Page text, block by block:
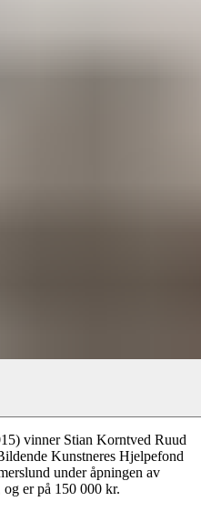
vinner Stian Korntved Ruud
Kunstneres Hjelpefond
under åpningen av
er på 150 000 kr.